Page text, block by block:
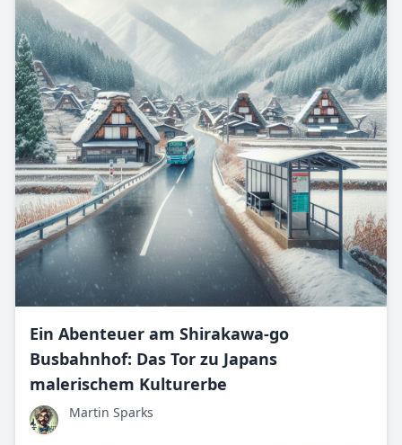
Ein Abenteuer am Shirakawa-go
Busbahnhof: Das Tor zu Japans
malerischem Kulturerbe
Martin Sparks